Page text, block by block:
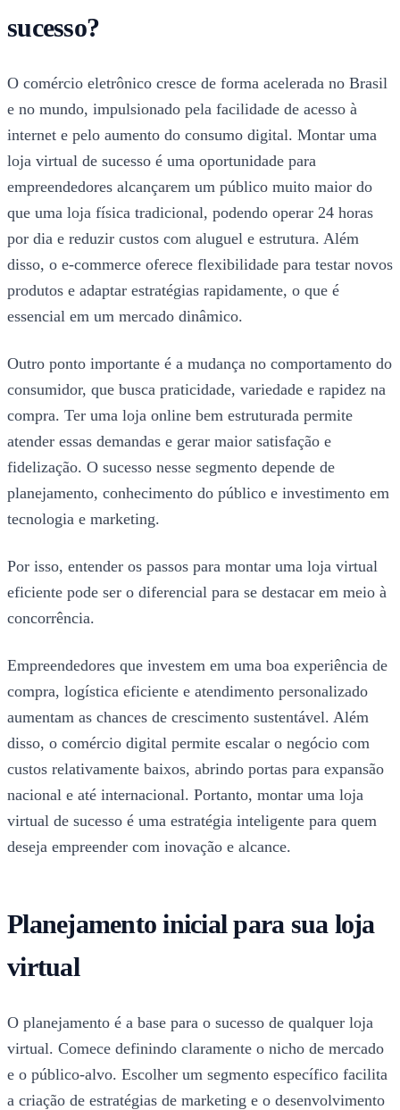
sucesso?
O comércio eletrônico cresce de forma acelerada no Brasil
e no mundo, impulsionado pela facilidade de acesso à
internet e pelo aumento do consumo digital. Montar uma
loja virtual de sucesso é uma oportunidade para
empreendedores alcançarem um público muito maior do
que uma loja física tradicional, podendo operar 24 horas
por dia e reduzir custos com aluguel e estrutura. Além
disso, o e-commerce oferece flexibilidade para testar novos
produtos e adaptar estratégias rapidamente, o que é
essencial em um mercado dinâmico.
Outro ponto importante é a mudança no comportamento do
consumidor, que busca praticidade, variedade e rapidez na
compra. Ter uma loja online bem estruturada permite
atender essas demandas e gerar maior satisfação e
fidelização. O sucesso nesse segmento depende de
planejamento, conhecimento do público e investimento em
tecnologia e marketing.
Por isso, entender os passos para montar uma loja virtual
eficiente pode ser o diferencial para se destacar em meio à
concorrência.
Empreendedores que investem em uma boa experiência de
compra, logística eficiente e atendimento personalizado
aumentam as chances de crescimento sustentável. Além
disso, o comércio digital permite escalar o negócio com
custos relativamente baixos, abrindo portas para expansão
nacional e até internacional. Portanto, montar uma loja
virtual de sucesso é uma estratégia inteligente para quem
deseja empreender com inovação e alcance.
Planejamento inicial para sua loja
virtual
O planejamento é a base para o sucesso de qualquer loja
virtual. Comece definindo claramente o nicho de mercado
e o público-alvo. Escolher um segmento específico facilita
a criação de estratégias de marketing e o desenvolvimento